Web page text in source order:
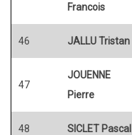
Francois
46 JALLU Tristan
47
JOUENNE
Pierre
48 SICLET Pascal